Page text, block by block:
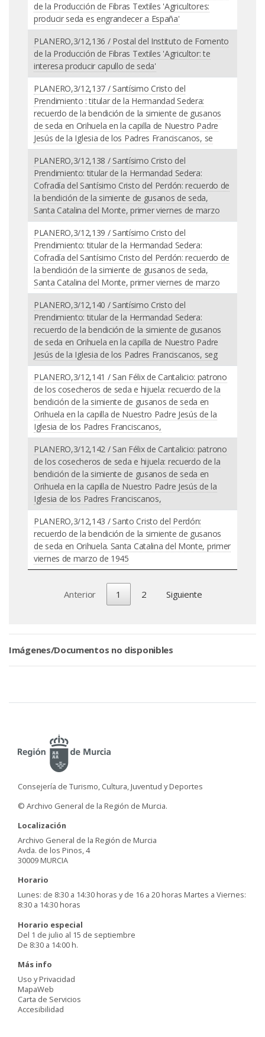
de la Producción de Fibras Textiles 'Agricultores:
producir seda es engrandecer a España'
PLANERO,3/12,136 / Postal del Instituto de Fomento
de la Producción de Fibras Textiles 'Agricultor: te
interesa producir capullo de seda'
PLANERO,3/12,137 / Santísimo Cristo del
Prendimiento : titular de la Hermandad Sedera:
recuerdo de la bendición de la simiente de gusanos
de seda en Orihuela en la capilla de Nuestro Padre
Jesús de la Iglesia de los Padres Franciscanos, se
PLANERO,3/12,138 / Santísimo Cristo del
Prendimiento: titular de la Hermandad Sedera:
Cofradía del Santísimo Cristo del Perdón: recuerdo de
la bendición de la simiente de gusanos de seda,
Santa Catalina del Monte, primer viernes de marzo
PLANERO,3/12,139 / Santísimo Cristo del
Prendimiento: titular de la Hermandad Sedera:
Cofradía del Santísimo Cristo del Perdón: recuerdo de
la bendición de la simiente de gusanos de seda,
Santa Catalina del Monte, primer viernes de marzo
PLANERO,3/12,140 / Santísimo Cristo del
Prendimiento: titular de la Hermandad Sedera:
recuerdo de la bendición de la simiente de gusanos
de seda en Orihuela en la capilla de Nuestro Padre
Jesús de la Iglesia de los Padres Franciscanos, seg
PLANERO,3/12,141 / San Félix de Cantalicio: patrono
de los cosecheros de seda e hijuela: recuerdo de la
bendición de la simiente de gusanos de seda en
Orihuela en la capilla de Nuestro Padre Jesús de la
Iglesia de los Padres Franciscanos,
PLANERO,3/12,142 / San Félix de Cantalicio: patrono
de los cosecheros de seda e hijuela: recuerdo de la
bendición de la simiente de gusanos de seda en
Orihuela en la capilla de Nuestro Padre Jesús de la
Iglesia de los Padres Franciscanos,
PLANERO,3/12,143 / Santo Cristo del Perdón:
recuerdo de la bendición de la simiente de gusanos
de seda en Orihuela. Santa Catalina del Monte, primer
viernes de marzo de 1945
Anterior 1 2 Siguiente
Imágenes/Documentos no disponibles
Consejería de Turismo, Cultura, Juventud y Deportes
© Archivo General de la Región de Murcia.
Localización
Archivo General de la Región de Murcia
Avda. de los Pinos, 4
30009 MURCIA
Horario
Lunes: de 8:30 a 14:30 horas y de 16 a 20 horas Martes a Viernes:
8:30 a 14:30 horas
Horario especial
Del 1 de julio al 15 de septiembre
De 8:30 a 14:00 h.
Más info
Uso y Privacidad
MapaWeb
Carta de Servicios
Accesibilidad